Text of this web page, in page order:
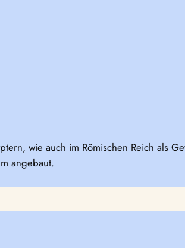
wie auch im Römischen Reich als
angebaut.